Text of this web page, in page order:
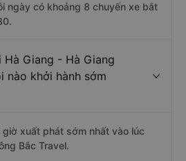
ngày có khoảng 8 chuyến xe bắt
Hà Giang - Hà Giang
nào khởi hành sớm
giờ xuất phát sớm nhất vào lúc
Bắc Travel.